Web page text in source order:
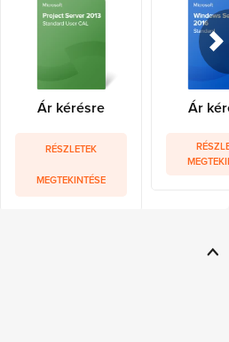
Ár kérésre
RÉSZLETEK
MEGTEKINTÉSE
Ár